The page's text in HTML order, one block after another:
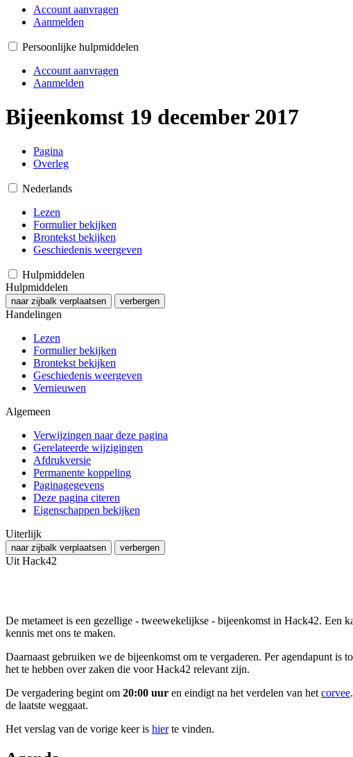
Account aanvragen
Aanmelden
Persoonlijke hulpmiddelen
Account aanvragen
Aanmelden
Bijeenkomst 19 december 2017
Pagina
Overleg
Nederlands
Lezen
Formulier bekijken
Brontekst bekijken
Geschiedenis weergeven
Hulpmiddelen
Hulpmiddelen
naar zijbalk verplaatsen verbergen
Handelingen
Lezen
Formulier bekijken
Brontekst bekijken
Geschiedenis weergeven
Vernieuwen
Algemeen
Verwijzingen naar deze pagina
Gerelateerde wijzigingen
Afdrukversie
Permanente koppeling
Paginagegevens
Deze pagina citeren
Eigenschappen bekijken
Uiterlijk
naar zijbalk verplaatsen verbergen
Uit Hack42
De metameet is een gezellige - tweewekelijkse - bijeenkomst in Hack42. Een
kennis met ons te maken.
Daarnaast gebruiken we de bijeenkomst om te vergaderen. Per agendapunt
het te hebben over zaken die voor Hack42 relevant zijn.
De vergadering begint om 20:00 uur en eindigt na het verdelen van het corvee
de laatste weggaat.
Het verslag van de vorige keer is hierte vinden.